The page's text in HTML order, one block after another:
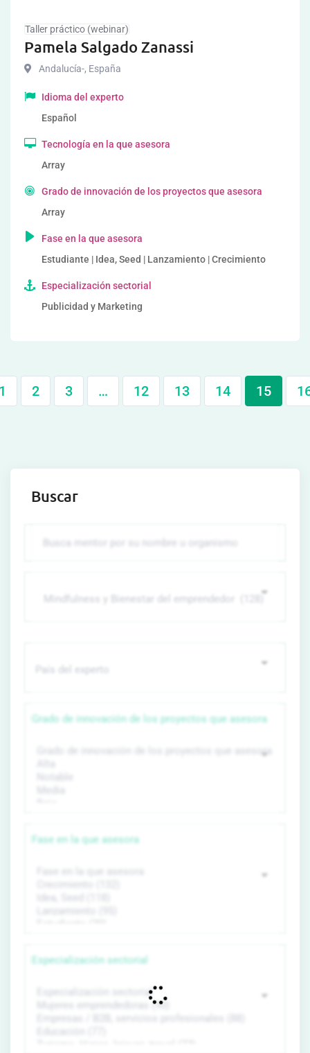
Taller práctico (webinar)
Pamela Salgado Zanassi
Andalucía-, España
Idioma del experto
Español
Tecnología en la que asesora
Array
Grado de innovación de los proyectos que asesora
Array
Fase en la que asesora
Estudiante | Idea, Seed | Lanzamiento | Crecimiento
Especialización sectorial
Publicidad y Marketing
2 3 … 12 13 14 15
Buscar
Grado de innovación de los proyectos que asesora
Fase en la que asesora
Especialización sectorial